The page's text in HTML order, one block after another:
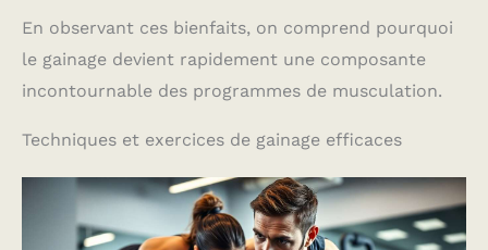
En observant ces bienfaits, on comprend pourquoi
le gainage devient rapidement une composante
incontournable des programmes de musculation.
Techniques et exercices de gainage efficaces